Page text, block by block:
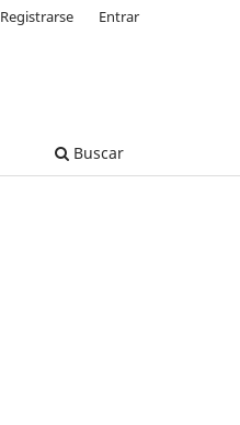
Buscar
Registrarse Entrar